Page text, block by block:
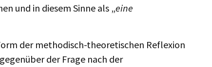
und in diesem Sinne als „eine
der methodisch-theoretischen Reflexion
der Frage nach der